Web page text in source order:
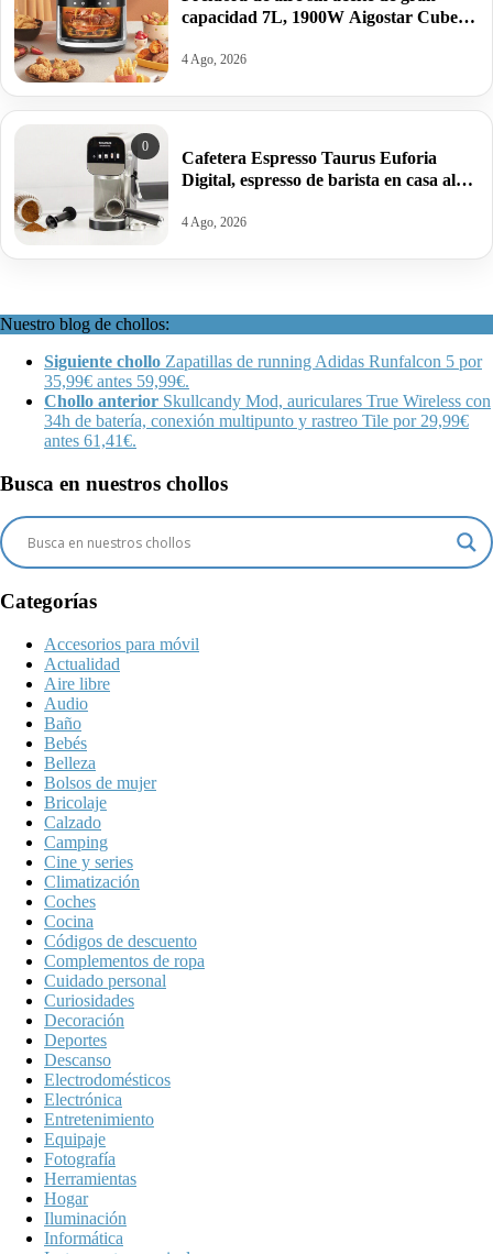
capacidad 7L, 1900W Aigostar Cube
4 Ago, 2026
0
Cafetera Espresso Taurus Euforia
Digital, espresso de barista en casa al
183,99€.
4 Ago, 2026
Nuestro blog de chollos:
Siguiente chollo Zapatillas de running Adidas Runfalcon 5 por
35,99€ antes 59,99€.
Chollo anterior Skullcandy Mod, auriculares True Wireless con
34h de batería, conexión multipunto y rastreo Tile por 29,99€
antes 61,41€.
Busca en nuestros chollos
Categorías
Accesorios para móvil
Actualidad
Aire libre
Audio
Baño
Bebés
Belleza
Bolsos de mujer
Bricolaje
Calzado
Camping
Cine y series
Climatización
Coches
Cocina
Códigos de descuento
Complementos de ropa
Cuidado personal
Curiosidades
Decoración
Deportes
Descanso
Electrodomésticos
Electrónica
Entretenimiento
Equipaje
Fotografía
Herramientas
Hogar
Iluminación
Informática